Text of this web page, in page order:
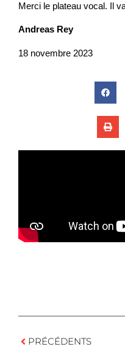
Merci le plateau vocal. Il
Andreas Rey
18 novembre 2023
PRÉCÉDENTS